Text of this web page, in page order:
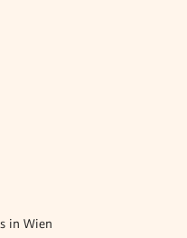
in Wien